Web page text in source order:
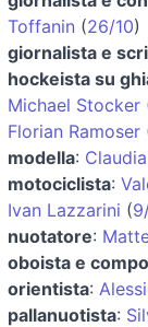
Toffanin (26/10)
giornalista e
hockeista su
Michael Stocker
Florian Ramoser
modella:
motociclista:
Ivan Lazzarini (
nuotatore:
oboista e
orientista:
pallanuotista: